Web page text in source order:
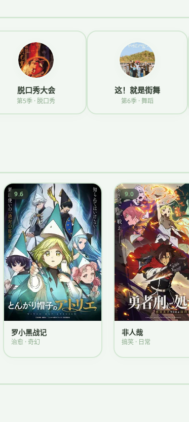
脱口秀大会
第5季 · 脱口秀
这！就是街舞
第6季 · 舞蹈
9.6
罗小黑战记
治愈 · 奇幻
9.0
非人哉
搞笑 · 日常